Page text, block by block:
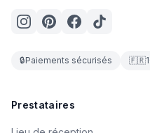
🔒Paiements sécurisés 🇫🇷
Prestataires